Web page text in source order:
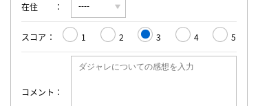
在住
スコア 1 2 3 4 5
コメント